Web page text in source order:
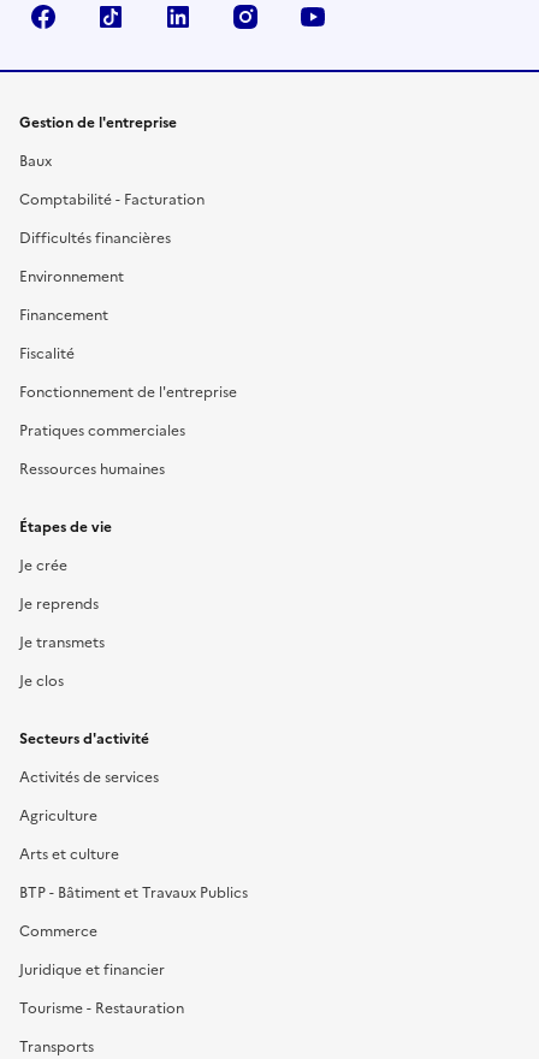
FacebookTikTok Linkedin Instagram
Gestion de l'entreprise
Baux
Comptabilité - Facturation
Difficultés financières
Environnement
Financement
Fiscalité
Fonctionnement de l'entreprise
Pratiques commerciales
Ressources humaines
Étapes de vie
Je crée
Je reprends
Je transmets
Je clos
Secteurs d'activité
Activités de services
Agriculture
Arts et culture
BTP - Bâtiment et Travaux Publics
Commerce
Juridique et financier
Tourisme - Restauration
Transports